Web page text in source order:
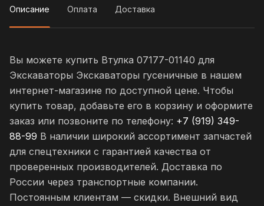
Описание Оплата Доставка
Вы можете купить Втулка 07177-01140 для
Экскаваторы Экскаваторы гусеничные в нашем
интернет-магазине по доступной цене. Чтобы
купить товар, добавьте его в корзину и оформите
заказ или позвоните по телефону: +7 (919) 349-
88-99 В наличии широкий ассортимент запчастей
для спецтехники с гарантией качества от
проверенных производителей. Доставка по
России через транспортные компании.
Постоянным клиентам — скидки. Внешний вид